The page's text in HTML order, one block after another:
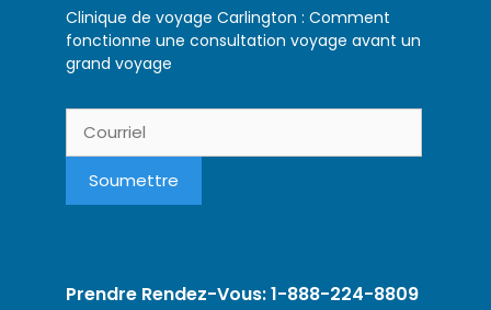
Clinique de voyage Carlington : Comment
fonctionne une consultation voyage avant un
grand voyage
Prendre Rendez-Vous: 1-888-224-8809